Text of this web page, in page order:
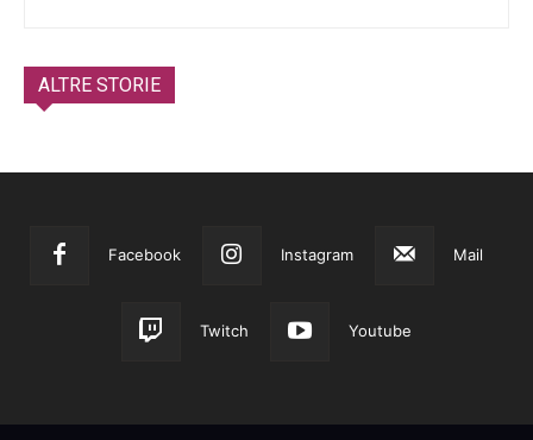
ALTRE STORIE
Facebook Instagram Mail
Twitch Youtube